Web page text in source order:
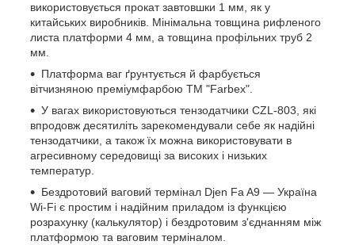
використовується прокат завтовшки 1 мм, як у
китайських виробників. Мінімальна товщина рифленого
листа платформи 4 мм, а товщина профільних труб 2
мм.
Платформа ваг ґрунтується й фарбується
вітчизняною преміумфарбою ТМ "Farbex".
У вагах використовуються тензодатчики CZL-803, які
впродовж десятиліть зарекомендували себе як надійні
тензодатчики, а також їх можна використовувати в
агресивному середовищі за високих і низьких
температур.
Бездротовий ваговий термінал Djen Fa A9 — Україна
Wi-Fi є простим і надійним приладом із функцією
розрахунку (калькулятор) і бездротовим з'єднанням між
платформою та ваговим терміналом.